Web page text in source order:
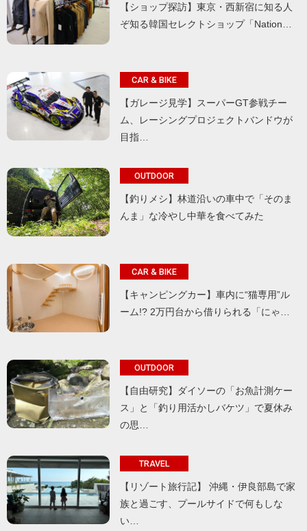
【ショップ探訪】東京・西新宿に知る人
ぞ知る韓国セレクトショップ「Nation…
CAR & BIKE
【ガレージ見学】スーパーGT参戦チー
ム、レーシングプロジェクトバンドウが
目指…
OUTDOOR
【釣りメシ】林道沿いの車中で「そのま
んま」な冷やし中華を食べてみた
CAR & BIKE
【キャンピングカー】車内に“猫専用”ル
ーム!? 2万円台から借りられる「にゃ…
OUTDOOR
【自由研究】ダイソーの「お魚計測ケー
ス」と「釣り用活かしバケツ」で夏休み
の思…
TRAVEL
【リゾート旅行記】 沖縄・伊良部島で家
族と過ごす、プールサイドで何もしな
い…